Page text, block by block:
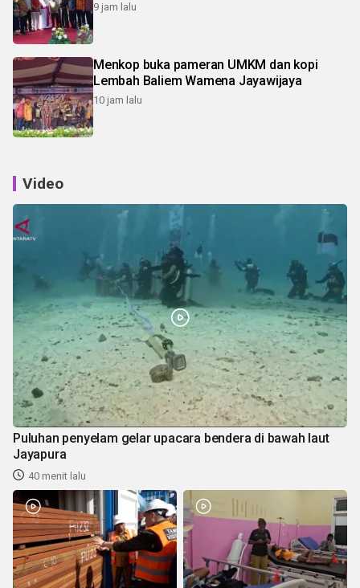
9 jam lalu
Menkop buka pameran UMKM dan kopi
Lembah Baliem Wamena Jayawijaya
10 jam lalu
Video
Puluhan penyelam gelar upacara bendera di bawah laut
Jayapura
40 menit lalu